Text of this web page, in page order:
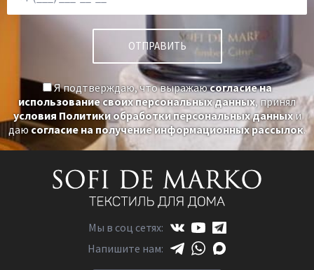
Я подтверждаю, что выражаюсогласие на
использование своих персональных данных, принял
условия Политики обработки персональных данныхи
даюсогласие на получение информационных рассылок.
Мы в соц сетях:
Напишите нам: